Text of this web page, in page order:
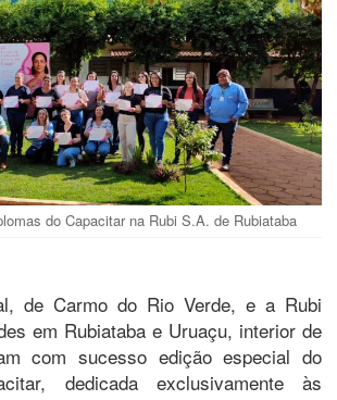
do Capacitar na Rubi S.A. de Rubiataba
de Carmo do Rio Verde, e a Rubi
em Rubiataba e Uruaçu, interior de
com sucesso edição especial do
dedicada exclusivamente às